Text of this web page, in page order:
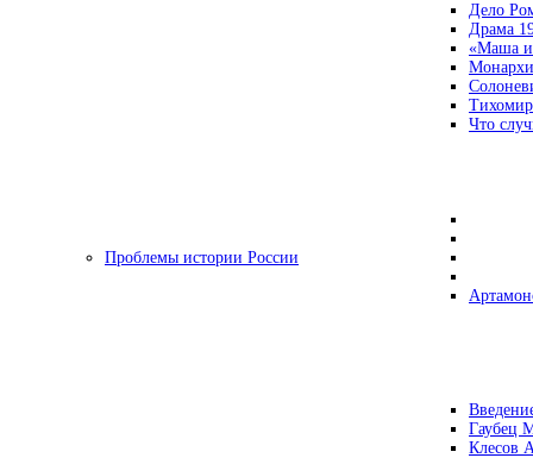
Дело
Драма
«Маша и
Что
Проблемы истории России
Гаубец
Клесов